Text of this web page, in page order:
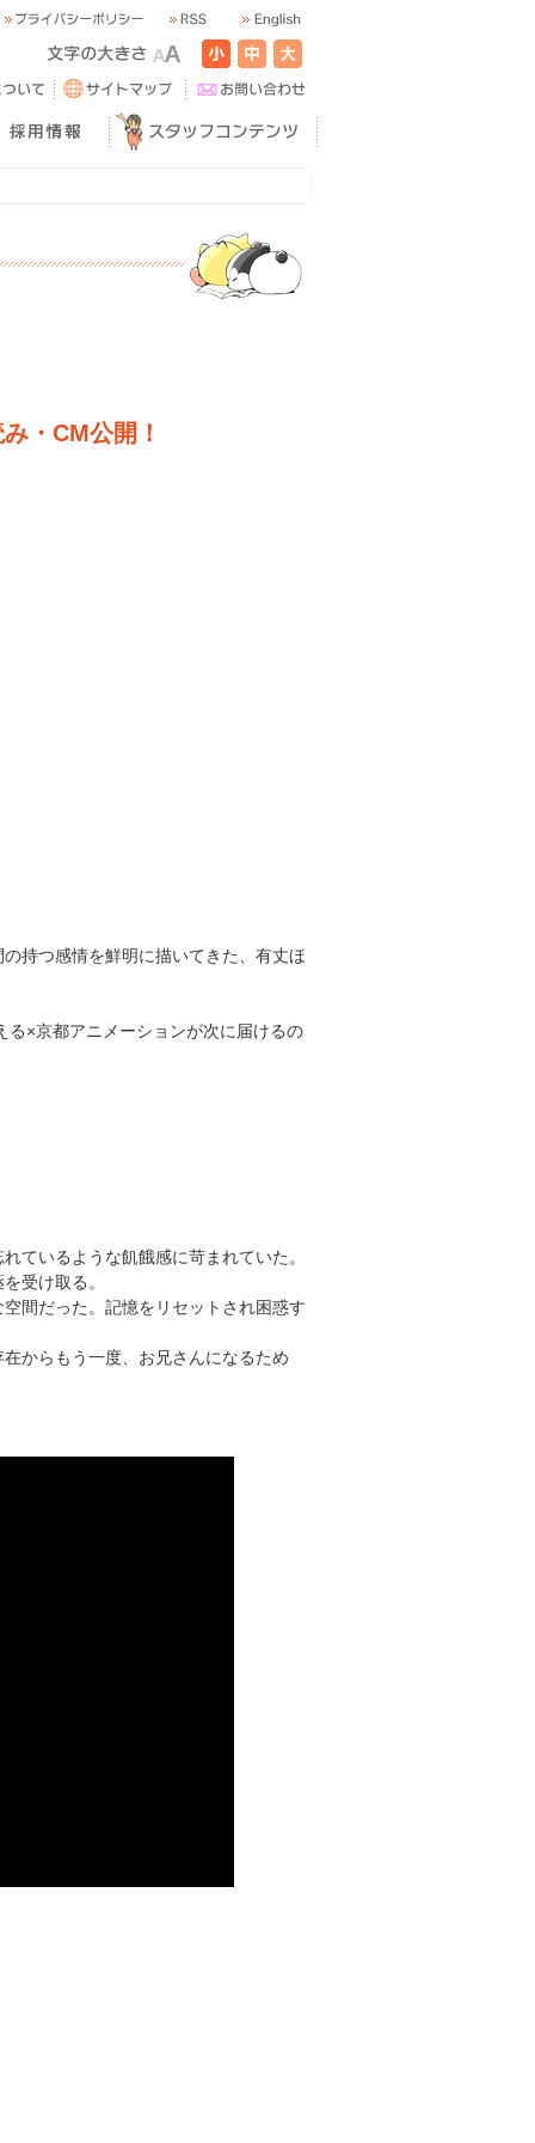
・CM公開！
持つ感情を鮮明に描いてきた、有丈ほ
×京都アニメーションが次に届けるの
ているような飢餓感に苛まれていた。
受け取る。
間だった。記憶をリセットされ困惑す
からもう一度、お兄さんになるため